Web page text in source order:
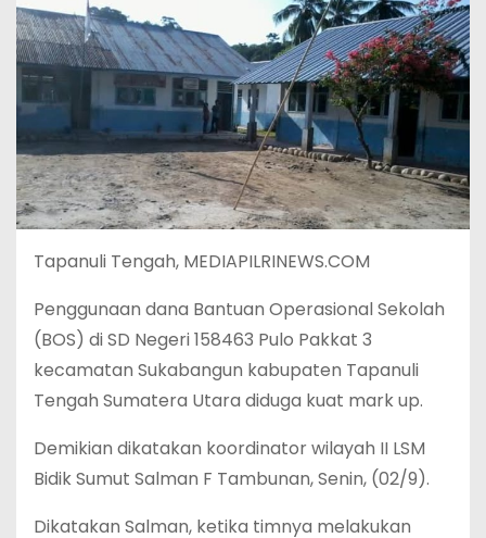
Tapanuli Tengah, MEDIAPILRINEWS.COM
Penggunaan dana Bantuan Operasional Sekolah
(BOS) di SD Negeri 158463 Pulo Pakkat 3
kecamatan Sukabangun kabupaten Tapanuli
Tengah Sumatera Utara diduga kuat mark up.
Demikian dikatakan koordinator wilayah II LSM
Bidik Sumut Salman F Tambunan, Senin, (02/9).
Dikatakan Salman, ketika timnya melakukan